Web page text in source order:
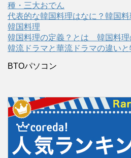
種・三大おでん
代表的な韓国料理はなに？韓国
韓国料理
韓国料理の定義？とは 韓国料理
韓流ドラマと華流ドラマの違い
BTOパソコン